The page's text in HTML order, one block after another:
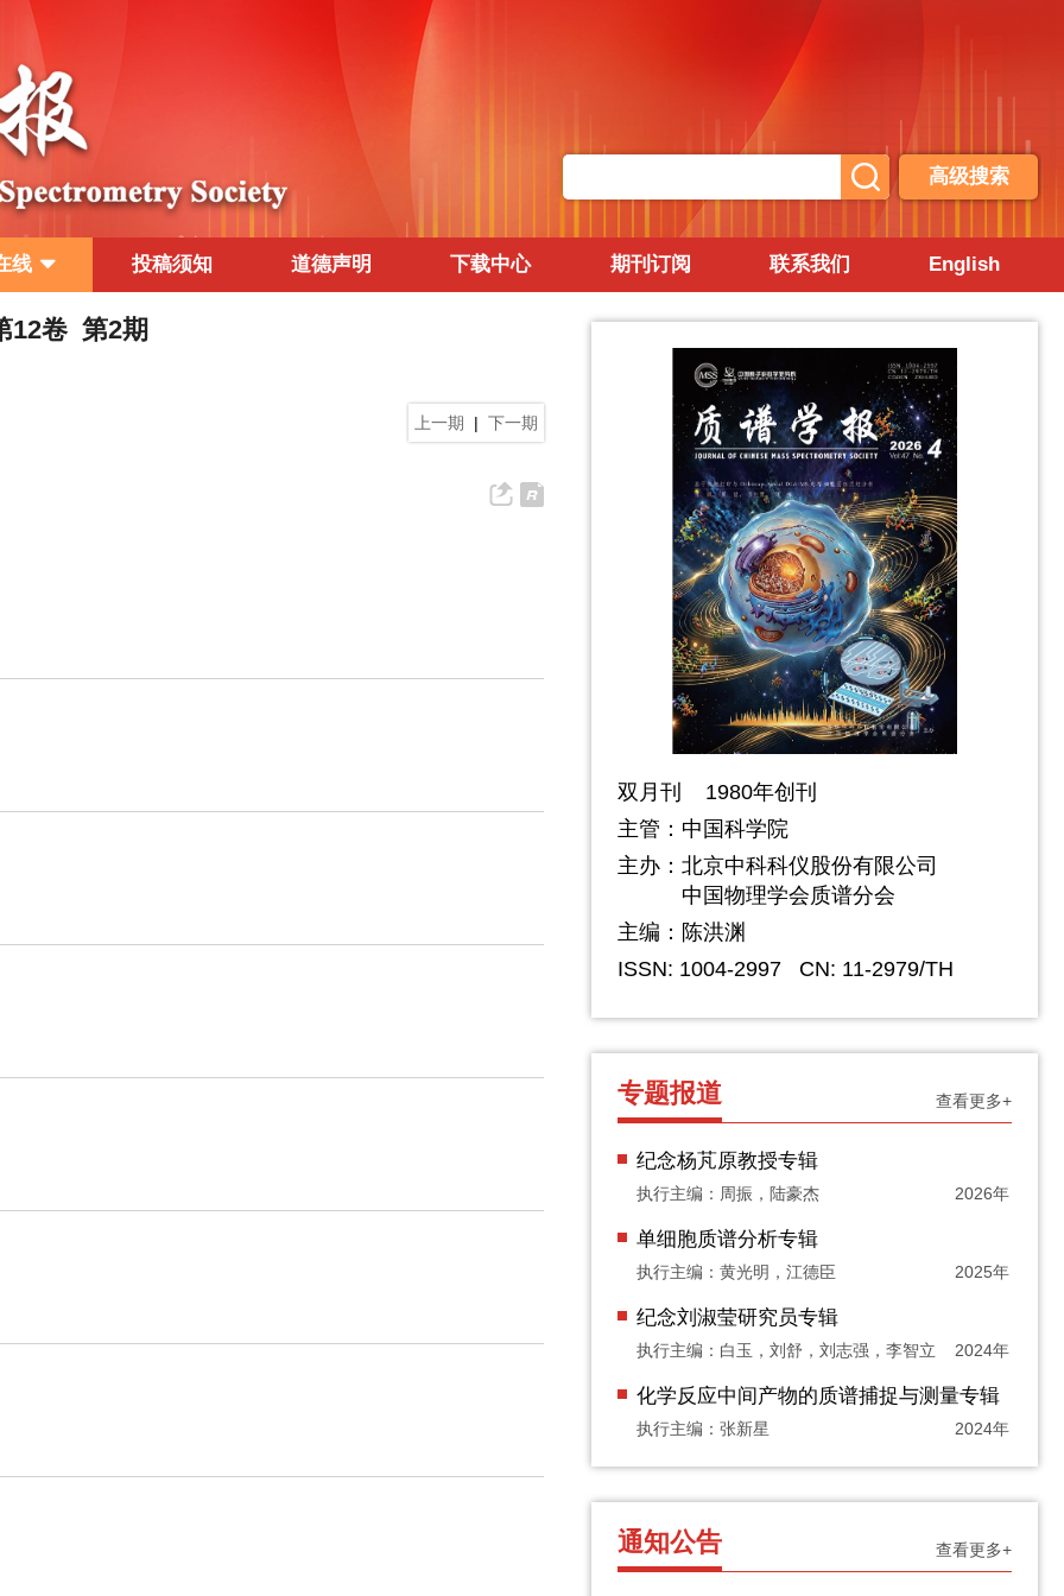
高级搜索
线 投稿须知 道德声明 下载中心 期刊订阅 联系我们 English
12卷 第2期
上一期 | 下一期
双月刊 1980年创刊
主管：中国科学院
主办： 北京中科科仪股份有限公司
中国物理学会质谱分会
主编：陈洪渊
ISSN: 1004-2997 CN: 11-2979/TH
专题报道 查看更多+
纪念杨芃原教授专辑
执行主编：周振，陆豪杰 2026年
单细胞质谱分析专辑
执行主编：黄光明，江德臣 2025年
纪念刘淑莹研究员专辑
执行主编：白玉，刘舒，刘志强，李智立 2024年
化学反应中间产物的质谱捕捉与测量专辑
执行主编：张新星 2024年
通知公告 查看更多+